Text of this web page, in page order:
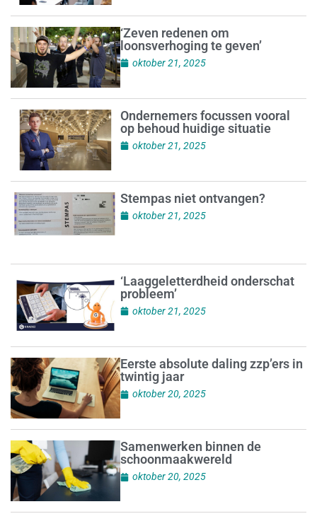
‘Zeven redenen om
loonsverhoging te geven’
oktober 21, 2025
Ondernemers focussen vooral
op behoud huidige situatie
oktober 21, 2025
Stempas niet ontvangen?
oktober 21, 2025
‘Laaggeletterdheid onderschat
probleem’
oktober 21, 2025
Eerste absolute daling zzp’ers in
twintig jaar
oktober 20, 2025
Samenwerken binnen de
schoonmaakwereld
oktober 20, 2025